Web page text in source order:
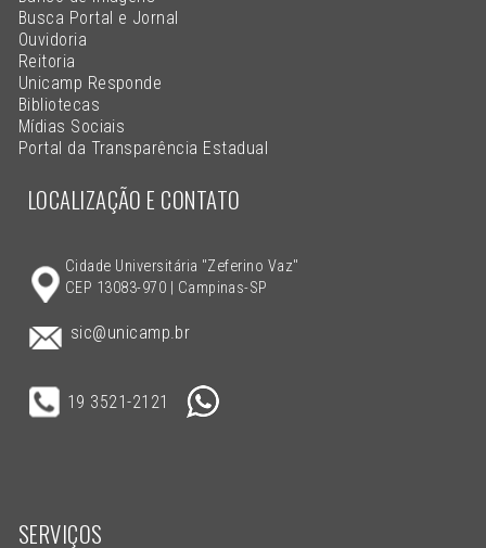
Busca Portal e Jornal
Ouvidoria
Reitoria
Unicamp Responde
Bibliotecas
Mídias Sociais
Portal da Transparência Estadual
LOCALIZAÇÃO E CONTATO
Cidade Universitária "Zeferino Vaz"
CEP 13083-970 | Campinas-SP
sic@unicamp.br
19 3521-2121
SERVIÇOS